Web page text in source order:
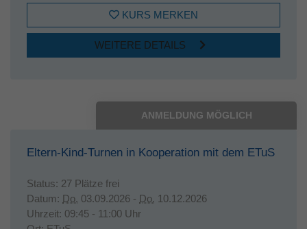
KURS MERKEN
WEITERE DETAILS
ANMELDUNG MÖGLICH
Eltern-Kind-Turnen in Kooperation mit dem ETuS
Status: 27 Plätze frei
Datum: Do. 03.09.2026 - Do. 10.12.2026
Uhrzeit: 09:45 - 11:00 Uhr